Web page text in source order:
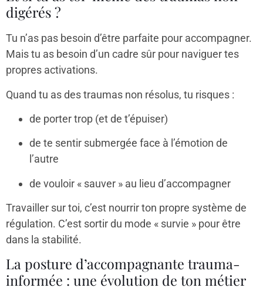
digérés ?
Tu n’as pas besoin d’être parfaite pour accompagner.
Mais tu as besoin d’un cadre sûr pour naviguer tes
propres activations.
Quand tu as des traumas non résolus, tu risques :
de porter trop (et de t’épuiser)
de te sentir submergée face à l’émotion de
l’autre
de vouloir « sauver » au lieu d’accompagner
Travailler sur toi, c’est nourrir ton propre système de
régulation. C’est sortir du mode « survie » pour être
dans la stabilité.
La posture d’accompagnante trauma-
informée : une évolution de ton métier